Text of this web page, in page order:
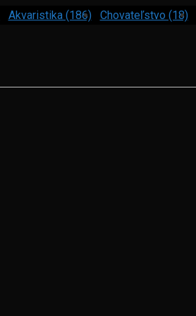
Akvaristika (186) Chovateľstvo (18)